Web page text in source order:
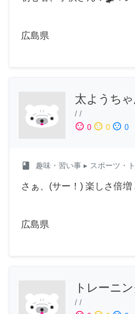
広島県
太ようち
/ /
sentiment_satisfied 0 sentiment_neutral 0 sentiment_dissatisfied 0
class 趣味・習い事 ▸ スポーツ・
さぁ、(サー！) 楽しさ倍
広島県
トレーニ
/ /